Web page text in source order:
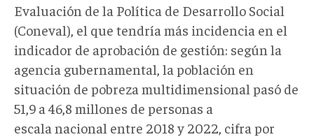
Evaluación de la Política de Desarrollo Social
(Coneval), el que tendría más incidencia en el
indicador de aprobación de gestión: según la
agencia gubernamental, la población en
situación de pobreza multidimensional pasó de
51,9 a 46,8 millones de personas a
escala nacional entre 2018 y 2022, cifra por